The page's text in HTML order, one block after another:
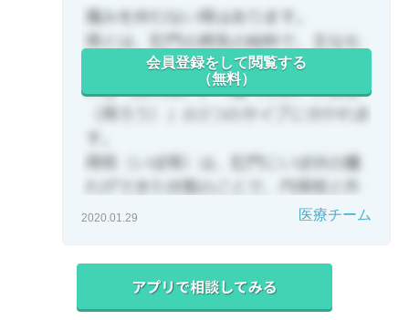
会員登録をして閲覧する
（無料）
2020.01.29 医療チーム